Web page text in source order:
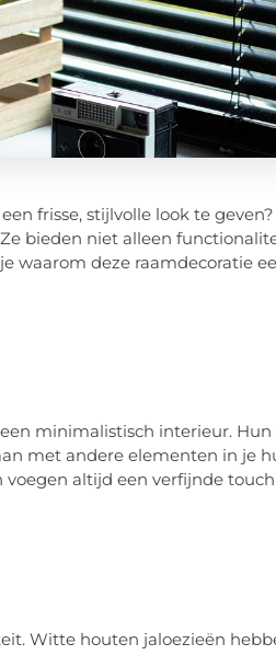
frisse, stijlvolle look te
bieden niet alleen
waarom deze raamdecoratie
minimalistisch interieur.
met andere elementen in je
altijd een verfijnde
Witte houten jaloezieën